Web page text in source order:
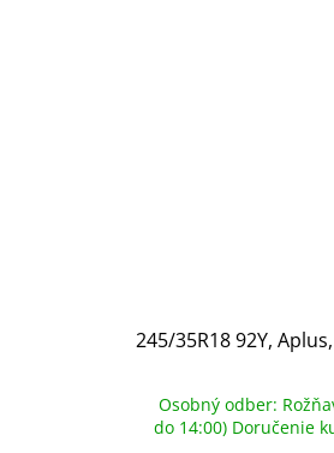
245/35R18 92Y,
Osobný odber:
do 14:00) Doručenie